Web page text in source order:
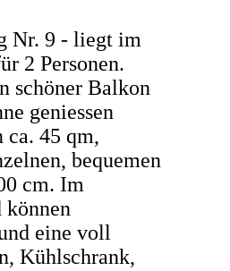
Nr. 9 - liegt im
2 Personen.
schöner Balkon
geniessen
ca. 45 qm,
bequemen
cm. Im
können
eine voll
Kühlschrank,